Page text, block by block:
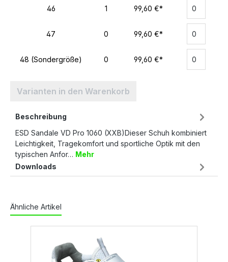
46 1 99,60 €*
47 0 99,60 €*
48 (Sondergröße) 0 99,60 €*
Varianten in den Warenkorb
Beschreibung
ESD Sandale VD Pro 1060 (XXB)Dieser Schuh kombiniert
Leichtigkeit, Tragekomfort und sportliche Optik mit den
typischen Anfor… Mehr
Downloads
Ähnliche Artikel